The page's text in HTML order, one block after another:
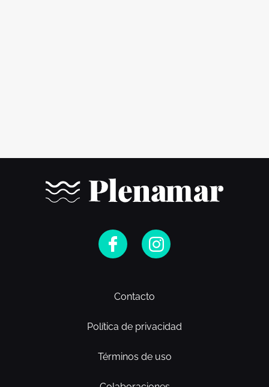
Contacto
Política de privacidad
Términos de uso